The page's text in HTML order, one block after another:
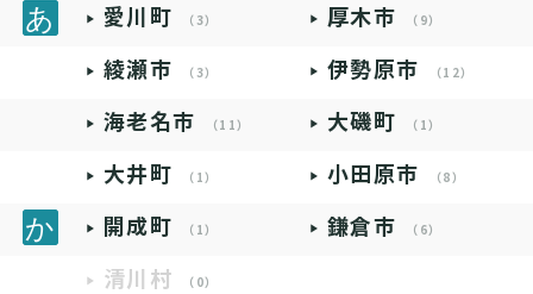
愛川町 （3） 厚木市 （9）
綾瀬市 （3） 伊勢原市 （12）
海老名市 （11） 大磯町 （1）
大井町 （1） 小田原市 （8）
開成町 （1） 鎌倉市 （6）
清川村 （0）